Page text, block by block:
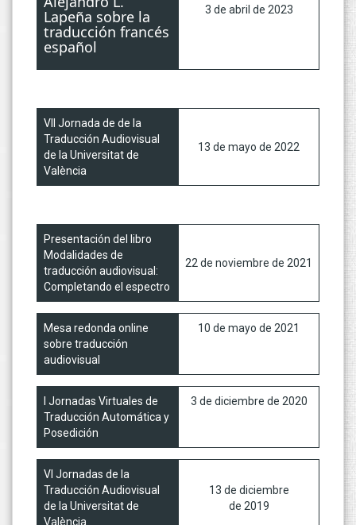
Lapeña sobre la
traducción francés
español
3 de abril de 2023
VII Jornada de de la
Traducción Audiovisual
de la Universitat de
València
13 de mayo de 2022
Presentación del libro
Modalidades de
traducción audiovisual:
Completando el espectro
22 de noviembre de 2021
Mesa redonda online
sobre traducción
audiovisual
10 de mayo de 2021
I Jornadas Virtuales de
Traducción Automática y
Posedición
3 de diciembre de 2020
VI Jornadas de la
Traducción Audiovisual
de la Universitat de
València
13 de diciembre
de 2019